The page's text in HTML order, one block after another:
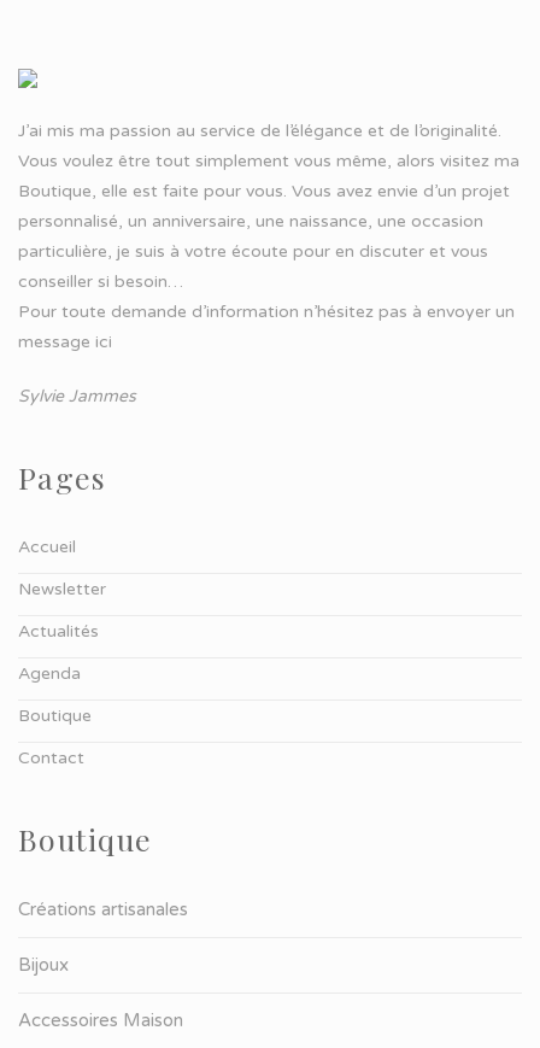
J’ai mis ma passion au service de l’élégance et de l’originalité.
Vous voulez être tout simplement vous même, alors visitez ma
Boutique, elle est faite pour vous. Vous avez envie d’un projet
personnalisé, un anniversaire, une naissance, une occasion
particulière, je suis à votre écoute pour en discuter et vous
conseiller si besoin…
Pour toute demande d’information n’hésitez pas à envoyer un
message ici
Sylvie Jammes
Pages
Accueil
Newsletter
Actualités
Agenda
Boutique
Contact
Boutique
Créations artisanales
Bijoux
Accessoires Maison